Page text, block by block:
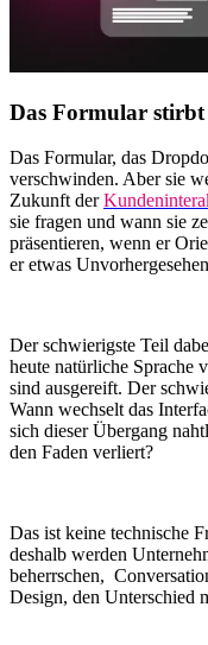
Das Formular stirbt
Das Formular, das
verschwinden. Aber sie
Zukunft der
sie fragen und wann sie
präsentieren, wenn er
er etwas
Der schwierigste Teil
heute natürliche Sprache
sind ausgereift. Der
Wann wechselt das
sich dieser Übergang
den Faden verliert?
Das ist keine technische
deshalb werden
beherrschen,
Design, den Unterschied